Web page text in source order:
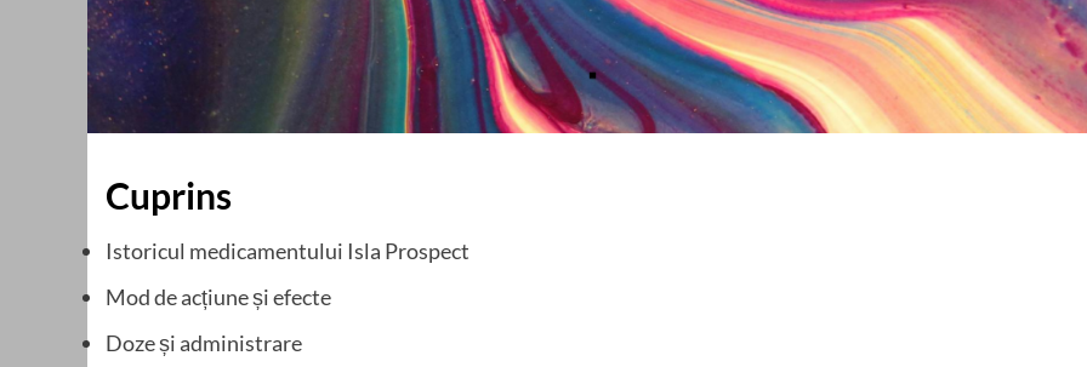
Cuprins
Istoricul medicamentului Isla Prospect
Mod de acțiune și efecte
Doze și administrare